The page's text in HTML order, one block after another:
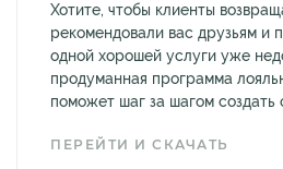
Хотите, чтобы клиенты
рекомендовали вас друзьям и
одной хорошей услуги уже
продуманная программа
поможет шаг за шагом создать
ПЕРЕЙТИ И СКАЧАТЬ